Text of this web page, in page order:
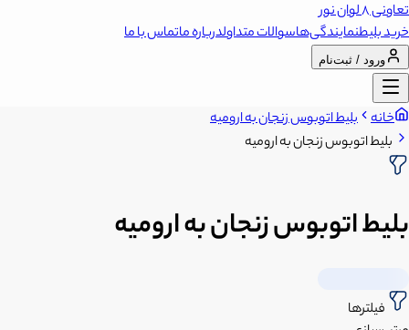
تعاونی 8 لوان نور
خرید بلیطنمایندگی‌هاسوالات متداولدرباره ماتماس با ما
ورود / ثبت‌نام
خانه بلیط اتوبوس زنجان به ارومیه
بلیط اتوبوس زنجان به ارومیه
بلیط اتوبوس زنجان به ارومیه
فیلترها